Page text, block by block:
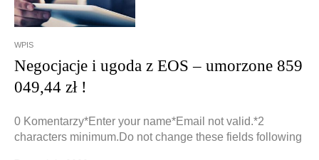
Doradztwo prawne
Doradztwo & konsulting
WPIS
Negocjacje i ugoda z EOS – umorzone 859
049,44 zł !
0 Komentarzy*Enter your name*Email not valid.*2
characters minimum.Do not change these fields following